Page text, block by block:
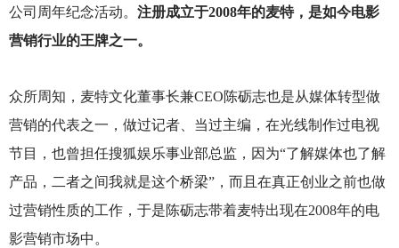
公司周年纪念活动。 注册成立于2008年的麦特，是如今电影
营销行业的王牌之一。
众所周知，麦特文化董事长兼CEO陈砺志也是从媒体转型做
营销的代表之一，做过记者、当过主编，在光线制作过电视
节目，也曾担任搜狐娱乐事业部总监，因为“了解媒体也了解
产品，二者之间我就是这个桥梁”，而且在真正创业之前也做
过营销性质的工作，于是陈砺志带着麦特出现在2008年的电
影营销市场中。